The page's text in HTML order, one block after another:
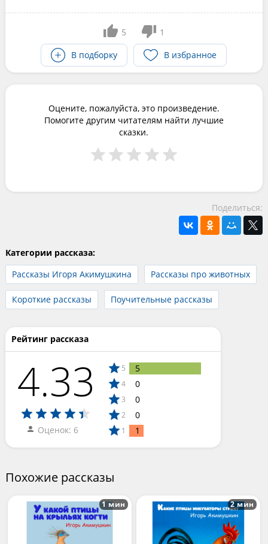
5
1
В подборку
В избранное
Оцените, пожалуйста, это произведение.
Помогите другим читателям найти лучшие
сказки.
Поделиться:
Категории рассказа:
Рассказы Игоря Акимушкина
Рассказы про животных
Короткие рассказы Поучительные рассказы
Рейтинг рассказа
4.33
Оценок: 6
5 5
4 0
3 0
2 0
1 1
Похожие рассказы
1 мин 2 мин